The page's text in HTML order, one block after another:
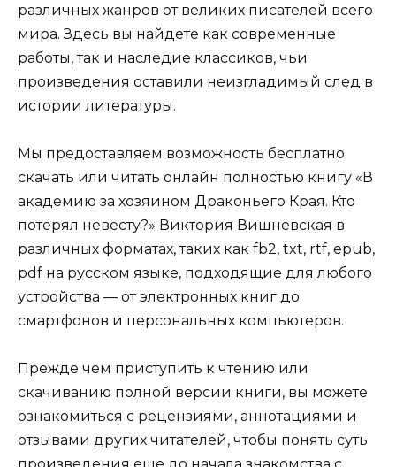
различных жанров от великих писателей всего
мира. Здесь вы найдете как современные
работы, так и наследие классиков, чьи
произведения оставили неизгладимый след в
истории литературы.
Мы предоставляем возможность бесплатно
скачать или читать онлайн полностью книгу «В
академию за хозяином Драконьего Края. Кто
потерял невесту?» Виктория Вишневская в
различных форматах, таких как fb2, txt, rtf, epub,
pdf на русском языке, подходящие для любого
устройства — от электронных книг до
смартфонов и персональных компьютеров.
Прежде чем приступить к чтению или
скачиванию полной версии книги, вы можете
ознакомиться с рецензиями, аннотациями и
отзывами других читателей, чтобы понять суть